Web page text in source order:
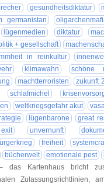
gesundheitsdiktatur
germanistan
lügenmedien diktatur
+ gesellschaft
in reinkultur
klimawahn
schöne
machtterroristen
zukunft
schlafmichel
weltkriegsgefahr akut
lügenbarone
great
unvernunft
freiheit
bücherwelt emotionale pest
das Kartenhaus bricht
Zulassungsrichtlinien,